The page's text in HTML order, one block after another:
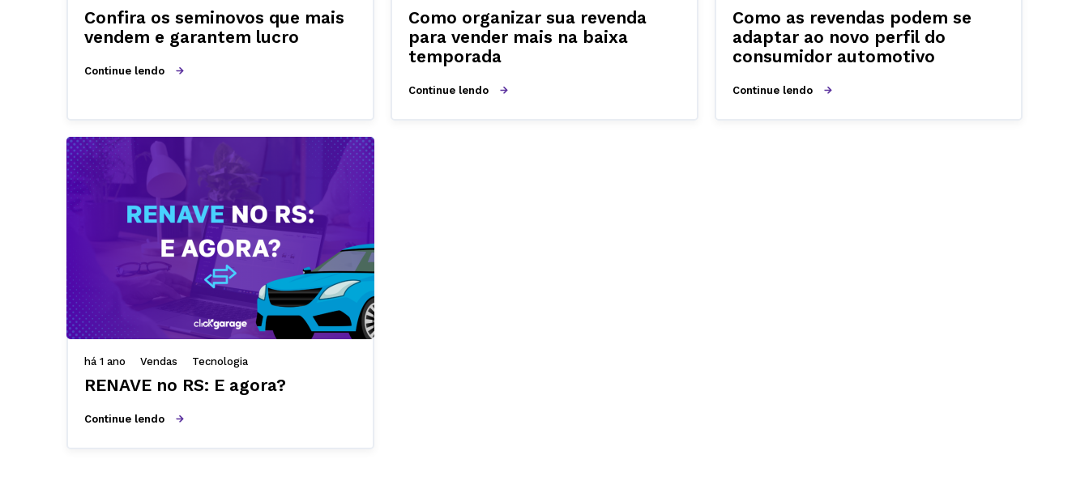
Confira os seminovos que mais
vendem e garantem lucro
Continue lendo
Como organizar sua revenda
para vender mais na baixa
temporada
Continue lendo
Como as revendas podem se
adaptar ao novo perfil do
consumidor automotivo
Continue lendo
há 1 ano Vendas Tecnologia
RENAVE no RS: E agora?
Continue lendo